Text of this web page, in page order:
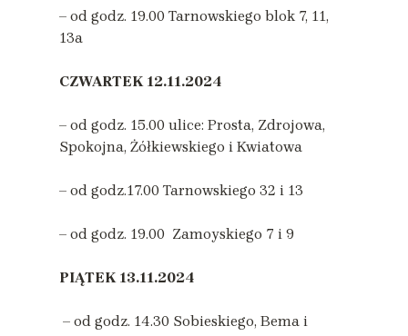
– od godz. 19.00 Tarnowskiego blok 7, 11,
13a
CZWARTEK 12.11.2024
– od godz. 15.00 ulice: Prosta, Zdrojowa,
Spokojna, Żółkiewskiego i Kwiatowa
– od godz.17.00 Tarnowskiego 32 i 13
– od godz. 19.00 Zamoyskiego 7 i 9
PIĄTEK 13.11.2024
– od godz. 14.30 Sobieskiego, Bema i